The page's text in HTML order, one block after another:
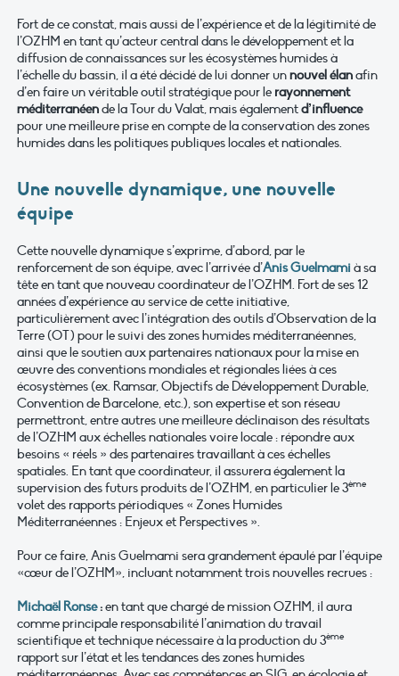
Fort de ce constat, mais aussi de l’expérience et de la légitimité de
l’OZHM en tant qu’acteur central dans le développement et la
diffusion de connaissances sur les écosystèmes humides à
l’échelle du bassin, il a été décidé de lui donner unnouvel élanafin
d’en faire un véritable outil stratégique pour le rayonnement
méditerranéende la Tour du Valat, mais égalementd’influence
pour une meilleure prise en compte de la conservation des zones
humides dans les politiques publiques locales et nationales.
Une nouvelle dynamique, une nouvelle
équipe
Cette nouvelle dynamique s’exprime, d’abord, par le
renforcement de son équipe, avec l’arrivée d’Anis Guelmamià sa
tête en tant que nouveau coordinateur de l’OZHM. Fort de ses 12
années d’expérience au service de cette initiative,
particulièrement avec l’intégration des outils d’Observation de la
Terre (OT) pour le suivi des zones humides méditerranéennes,
ainsi que le soutien aux partenaires nationaux pour la mise en
œuvre des conventions mondiales et régionales liées à ces
écosystèmes (ex. Ramsar, Objectifs de Développement Durable,
Convention de Barcelone, etc.), son expertise et son réseau
permettront, entre autres une meilleure déclinaison des résultats
de l’OZHM aux échelles nationales voire locale : répondre aux
besoins « réels » des partenaires travaillant à ces échelles
spatiales. En tant que coordinateur, il assurera également la
supervision des futurs produits de l’OZHM, en particulier le 3ème
volet des rapports périodiques « Zones Humides
Méditerranéennes : Enjeux et Perspectives ».
Pour ce faire, Anis Guelmami sera grandement épaulé par l’équipe
«cœur de l’OZHM», incluant notamment trois nouvelles recrues :
Michaël Ronse:en tant que chargé de mission OZHM, il aura
comme principale responsabilité l’animation du travail
scientifique et technique nécessaire à la production du 3ème
rapport sur l’état et les tendances des zones humides